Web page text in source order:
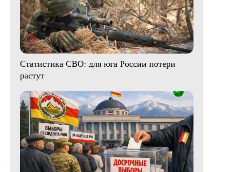
Статистика СВО: для юга России потери
растут